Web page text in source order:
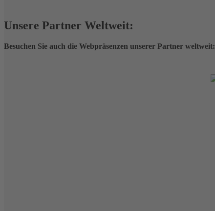
Unsere Partner Weltweit:
Besuchen Sie auch die Webpräsenzen unserer Partner weltweit: